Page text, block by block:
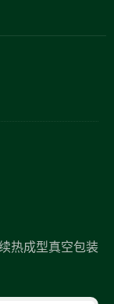
热成型真空包装